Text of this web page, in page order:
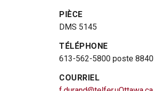
PIÈCE
DMS 5145
TÉLÉPHONE
613-562-5800 poste 8840
COURRIEL